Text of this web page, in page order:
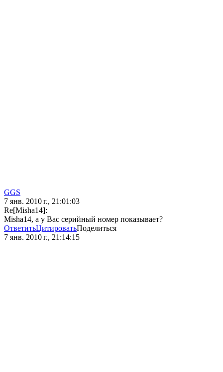
GGS
7 янв. 2010 г., 21:01:03
Re[Misha14]:
Misha14, а у Вас серийный номер показывает?
ОтветитьЦитироватьПоделиться
7 янв. 2010 г., 21:14:15